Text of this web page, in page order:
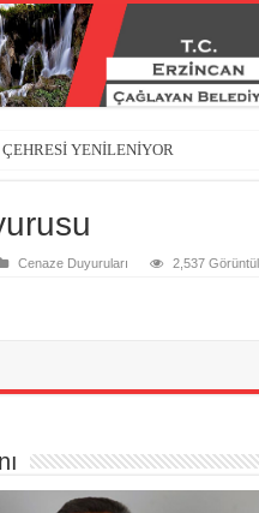
YENİLENİYOR
Cenaze Duyuruları 2,537